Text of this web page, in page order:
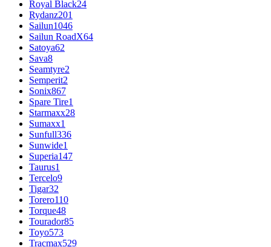
Royal Black24
Rydanz201
Sailun1046
Sailun RoadX64
Satoya62
Sava8
Seamtyre2
Semperit2
Sonix867
Spare Tire1
Starmaxx28
Sumaxx1
Sunfull336
Sunwide1
Superia147
Taurus1
Tercelo9
Tigar32
Torero110
Torque48
Tourador85
Toyo573
Tracmax529